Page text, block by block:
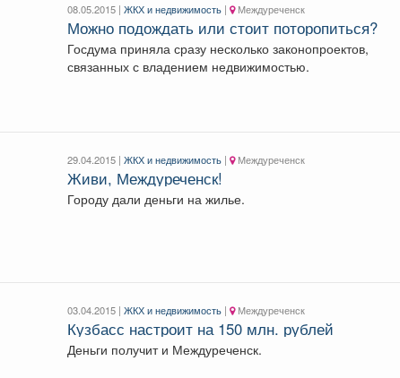
08.05.2015 |ЖКХ и недвижимость | Междуреченск
Можно подождать или стоит поторопиться?
Госдума приняла сразу несколько законопроектов,
связанных с владением недвижимостью.
29.04.2015 |ЖКХ и недвижимость | Междуреченск
Живи, Междуреченск!
Городу дали деньги на жилье.
03.04.2015 |ЖКХ и недвижимость | Междуреченск
Кузбасс настроит на 150 млн. рублей
Деньги получит и Междуреченск.